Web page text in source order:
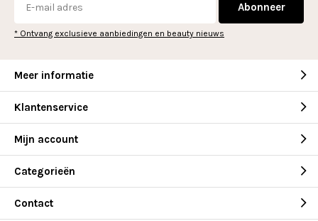
Abonneer
* Ontvang exclusieve aanbiedingen en beauty nieuws
Meer informatie
Klantenservice
Mijn account
Categorieën
Contact